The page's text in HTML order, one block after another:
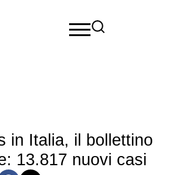
in Italia, il bollettino
13.817 nuovi casi